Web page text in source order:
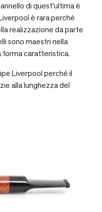
di quest’ultima è
è rara perché
realizzazione da parte
sono maestri nella
forma caratteristica.
Liverpool perché il
alla lunghezza del